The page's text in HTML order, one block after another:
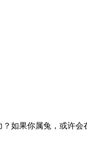
如果你属兔，或许